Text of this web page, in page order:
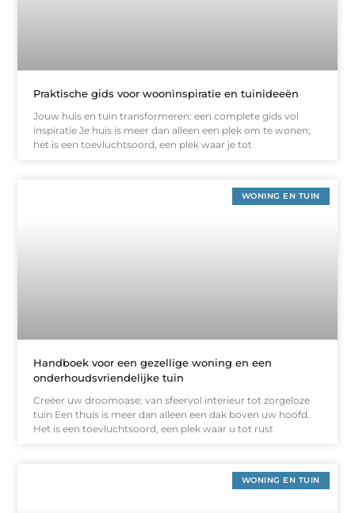
Praktische gids voor wooninspiratie en tuinideeën
Jouw huis en tuin transformeren: een complete gids vol
inspiratie Je huis is meer dan alleen een plek om te wonen;
het is een toevluchtsoord, een plek waar je tot
WONING EN TUIN
Handboek voor een gezellige woning en een
onderhoudsvriendelijke tuin
Creëer uw droomoase: van sfeervol interieur tot zorgeloze
tuin Een thuis is meer dan alleen een dak boven uw hoofd.
Het is een toevluchtsoord, een plek waar u tot rust
WONING EN TUIN